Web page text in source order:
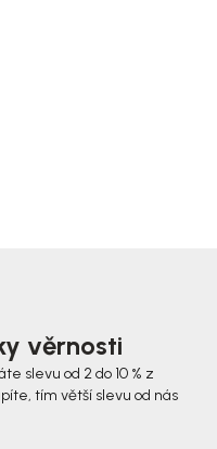
věrnosti
slevu od 2 do 10 % z
tím větší slevu od nás